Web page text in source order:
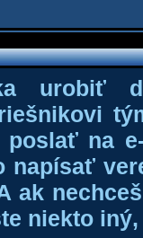
urobiť
poslať na
napísať
ak
niekto